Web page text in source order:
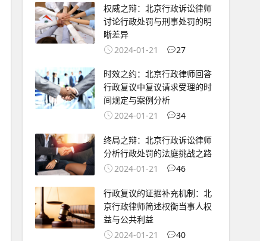
权威之辩：北京行政诉讼律师
讨论行政处罚与刑事处罚的明
晰差异
2024-01-21
27
时效之约：北京行政律师回答
行政复议中复议请求受理的时
间规定与案例分析
2024-01-21
34
终局之辩：北京行政诉讼律师
分析行政处罚的法庭挑战之路
2024-01-21
46
行政复议的证据补充机制：北
京行政律师简述权衡当事人权
益与公共利益
2024-01-21
40